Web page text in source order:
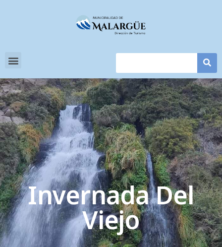
Invernada Del
Viejo